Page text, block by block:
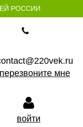
РОССИИ
перезвоните мне
войти